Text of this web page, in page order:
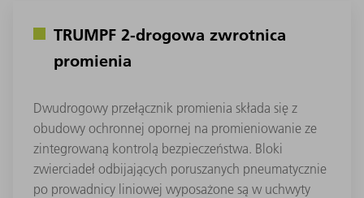
TRUMPF 2-drogowa zwrotnica
promienia
Dwudrogowy przełącznik promienia składa się z
obudowy ochronnej opornej na promieniowanie ze
zintegrowaną kontrolą bezpieczeństwa. Bloki
zwierciadeł odbijających poruszanych pneumatycznie
po prowadnicy liniowej wyposażone są w uchwyty